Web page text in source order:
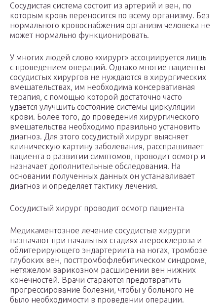
Сосудистая система состоит из артерий и вен, по
которым кровь переносится по всему организму. Без
нормального кровоснабжения организм человека не
может нормально функционировать.
У многих людей слово «хирург» ассоциируется лишь
с проведением операций. Однако многие пациенты
сосудистых хирургов не нуждаются в хирургических
вмешательствах, им необходима консервативная
терапия, с помощью которой достаточно часто
удается улучшить состояние системы циркуляции
крови. Более того, до проведения хирургического
вмешательства необходимо правильно установить
диагноз. Для этого сосудистый хирург выясняет
клиническую картину заболевания, расспрашивает
пациента о развитии симптомов, проводит осмотр и
назначает дополнительные обследования. На
основании полученных данных он устанавливает
диагноз и определяет тактику лечения.
Сосудистый хирург проводит осмотр пациента
Медикаментозное лечение сосудистые хирурги
назначают при начальных стадиях атеросклероза и
облитерирующего эндартериита на ногах, тромбозе
глубоких вен, посттромбофлебитическом синдроме,
нетяжелом варикозном расширении вен нижних
конечностей. Врачи стараются предотвратить
прогрессирование болезни, чтобы у больного не
было необходимости в проведении операции.